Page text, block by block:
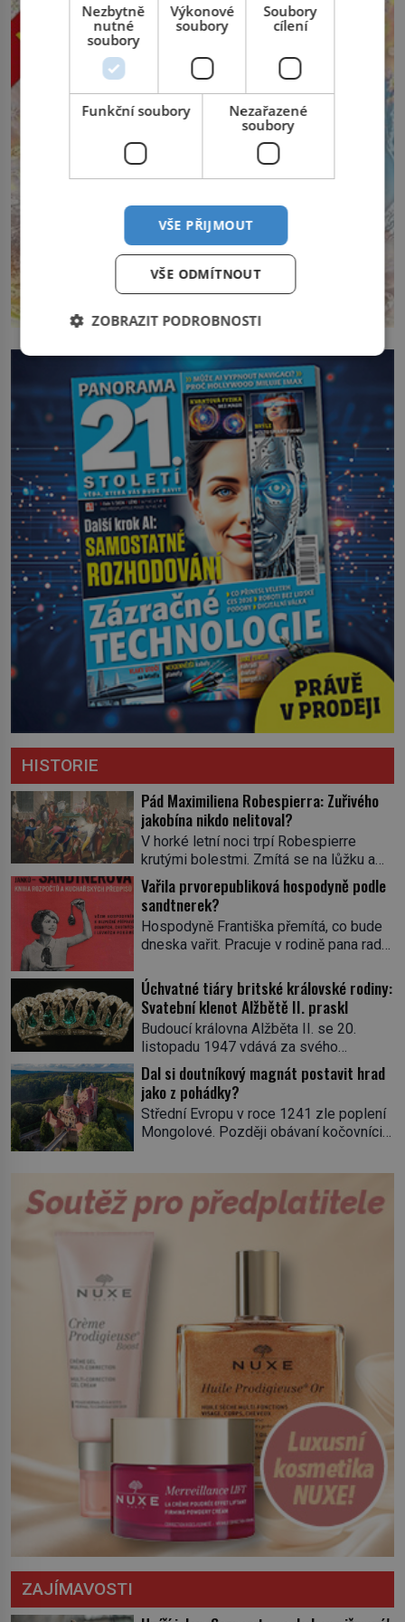
HISTORIE
Pád Maximiliena Robespierra: Zuřivého
jakobína nikdo nelitoval?
V horké letní noci trpí Robespierre
krutými bolestmi. Zmítá se na lůžku a
hlavou mu víří kolotoč myšlenek. Když
se probere z mdlob, vzpomene si na
jednu z pařížských jasnovidek, kterou
před lety navštívil. Prorokovala mu
tragický osud. Tehdy se jí vysmál.
prohlásil o něm jiný významný
francouzský revolucionář, Honoré de
Mirabeau […]
Vařila prvorepubliková hospodyně podle
sandtnerek?
Hospodyně Františka přemítá, co bude
dneska vařit. Pracuje v rodině pana rady
rychle v jedné ze „sandtnerek“.
„Zaplaťpánbůh, že už nemusíme chodit
s lístky,“ povzdechne si směrem ke
služce, kterou má v kuchyni k ruce.
Ještě v prvních letech nové republiky
fungoval kvůli nedostatku zboží
přídělový systém. […]
Úchvatné tiáry britské královské rodiny:
Svatební klenot Alžbětě II. praskl
Budoucí královna Alžběta II. se 20.
listopadu 1947 vdává za svého
vyvoleného Filipa Mountbattena. Aby
měla na obřad ve Westminsteru podle
tradice „něco vypůjčeného“, její matka jí
věnuje jedinečný šperk ze své
soukromé kolekce – diamantovou tiáru
tiára,“ zhodnotil klenot britský politik Sir
Henry Channon (1897–1958), když si […]
Dal si doutníkový magnát postavit hrad
jako z pohádky?
Střední Evropu v roce 1241 zle poplení
Mongolové. Později obávaní kočovníci
jednat. Na další případné řádění barbarů
z východu se chce pečlivě připravit!
Český král Václav I. (1205–1253) přijme
ZAJÍMAVOSTI
Nezbytně
nutné
soubory
Výkonové
soubory
Soubory
cílení
Funkční soubory
Nezařazené
soubory
VŠE PŘIJMOUT
VŠE ODMÍTNOUT
ZOBRAZIT PODROBNOSTI